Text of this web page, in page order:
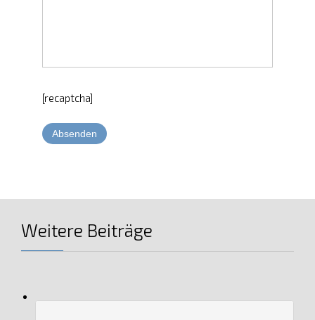
[recaptcha]
Weitere Beiträge